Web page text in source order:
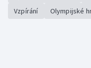
Vzpírání
Olympijské